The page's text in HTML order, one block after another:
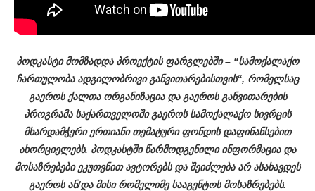
პოდკასტი მომზადდა პროექტის ფარგლებში – “სამოქალაქო
ჩართულობა ადგილობრივი განვითარებისთვის“, რომელსაც
გაეროს ქალთა ორგანიზაცია და გაეროს განვითარების
პროგრამა საქართველოში გაეროს სამოქალაქო სივრცის
მხარდამჭერი ერთიანი თემატური ფონდის დაფინანსებით
ახორციელებს. პოდკასტში წარმოდგენილი ინფორმაცია და
მოსაზრებები ეკუთვნით ავტორებს და შეიძლება არ ასახავდეს
გაეროს ან/და მისი რომელიმე სააგენტოს მოსაზრებებს.